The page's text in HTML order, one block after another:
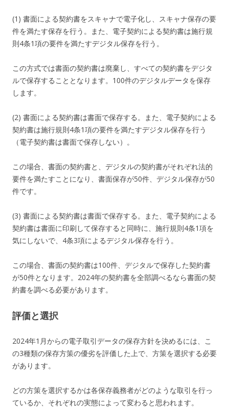
(1) 書面による契約書をスキャナで電子化し、スキャナ保存の要
件を満たす保存を行う。また、電子契約による契約書は施行規
則4条1項の要件を満たすデジタル保存を行う。
この方式では書面の契約書は廃棄し、すべての契約書をデジタ
ルで保存することとなります。100件のデジタルデータを保存
します。
(2) 書面による契約書は書面で保存する。また、電子契約による
契約書は施行規則4条1項の要件を満たすデジタル保存を行う
（電子契約書は書面で保存しない）。
この場合、書面の契約書と、デジタルの契約書がそれぞれ法的
要件を満たすことになり、書面保存が50件、デジタル保存が50
件です。
(3) 書面による契約書は書面で保存する。また、電子契約による
契約書は書面に印刷して保存すると同時に、施行規則4条1項を
気にしないで、4条3項によるデジタル保存を行う。
この場合、書面の契約書は100件、デジタルで保存した契約書
が50件となります。2024年の契約書を全部調べるなら書面の契
約書を調べる必要があります。
評価と選択
2024年1月からの電子取引データの保存方針を決めるには、こ
の3種類の保存方策の優劣を評価した上で、方策を選択する必要
があります。
どの方策を選択するかは各保存義務者がどのような取引を行っ
ているか、それぞれの実態によって変わると思われます。